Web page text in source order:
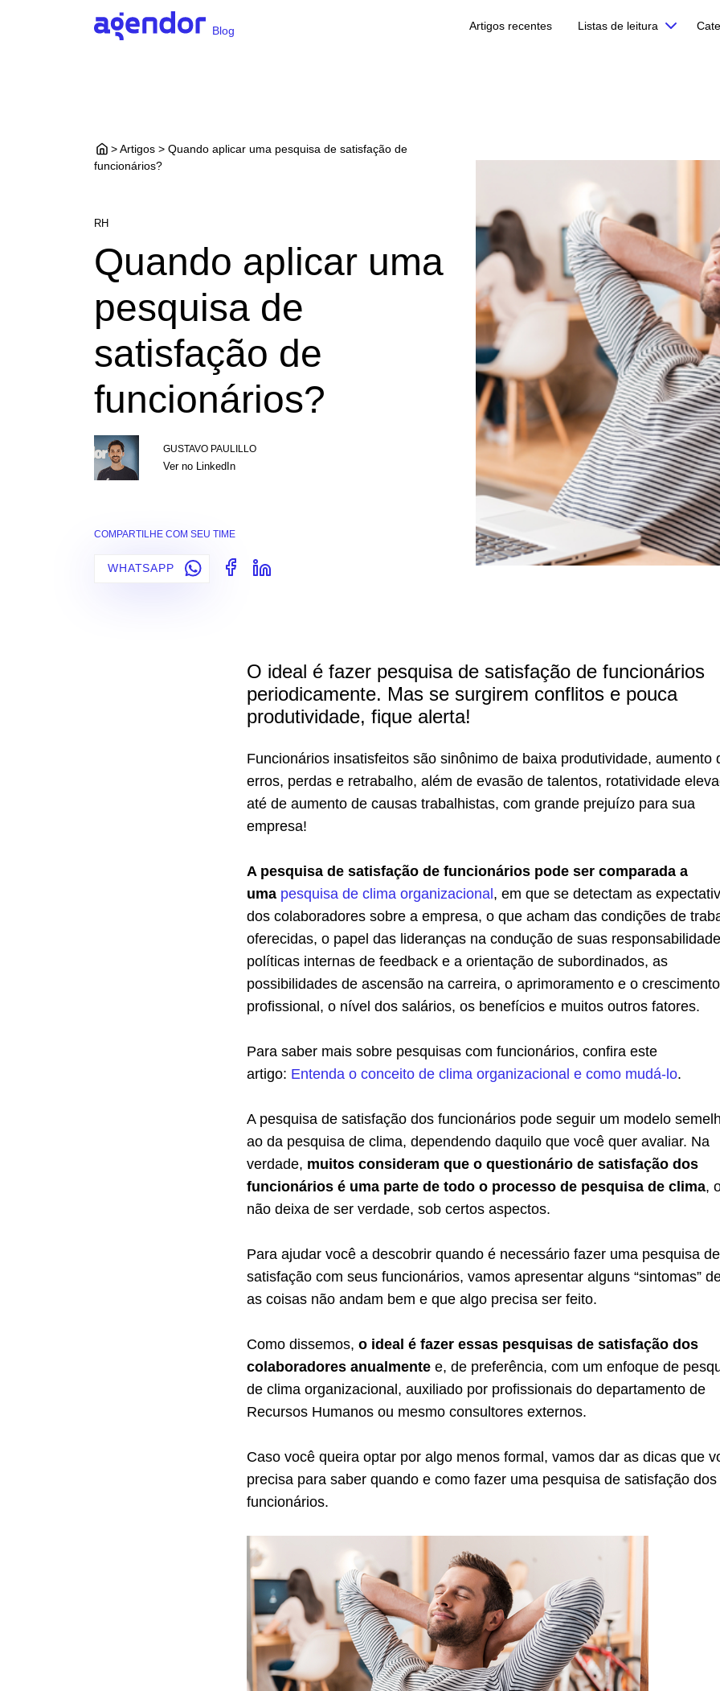
Blog Artigos recentes Listas de leitura
> Artigos > Quando aplicar uma pesquisa de satisfação de
funcionários?
RH
Quando aplicar uma
pesquisa de
satisfação de
funcionários?
GUSTAVO PAULILLO
Ver no LinkedIn
COMPARTILHE COM SEU TIME
WHATSAPP
O ideal é fazer pesquisa de satisfação de funcionários
periodicamente. Mas se surgirem conflitos e pouca
produtividade, fique alerta!
Funcionários insatisfeitos são sinônimo de baixa produtividade, aumento
erros, perdas e retrabalho, além de evasão de talentos, rotatividade
até de aumento de causas trabalhistas, com grande prejuízo para sua
empresa!
A pesquisa de satisfação de funcionários pode ser comparada a
uma pesquisa de clima organizacional , em que se detectam as
dos colaboradores sobre a empresa, o que acham das condições de
oferecidas, o papel das lideranças na condução de suas
políticas internas de feedback e a orientação de subordinados, as
possibilidades de ascensão na carreira, o aprimoramento e o crescimento
profissional, o nível dos salários, os benefícios e muitos outros fatores.
Para saber mais sobre pesquisas com funcionários, confira este
artigo: Entenda o conceito de clima organizacional e como mudá-lo.
A pesquisa de satisfação dos funcionários pode seguir um modelo
ao da pesquisa de clima, dependendo daquilo que você quer avaliar. Na
verdade, muitos consideram que o questionário de satisfação dos
funcionários é uma parte de todo o processo de pesquisa de clima,
não deixa de ser verdade, sob certos aspectos.
Para ajudar você a descobrir quando é necessário fazer uma pesquisa de
satisfação com seus funcionários, vamos apresentar alguns “sintomas”
as coisas não andam bem e que algo precisa ser feito.
Como dissemos, o ideal é fazer essas pesquisas de satisfação dos
colaboradores anualmente e, de preferência, com um enfoque de
de clima organizacional, auxiliado por profissionais do departamento de
Recursos Humanos ou mesmo consultores externos.
Caso você queira optar por algo menos formal, vamos dar as dicas que
precisa para saber quando e como fazer uma pesquisa de satisfação dos
funcionários.